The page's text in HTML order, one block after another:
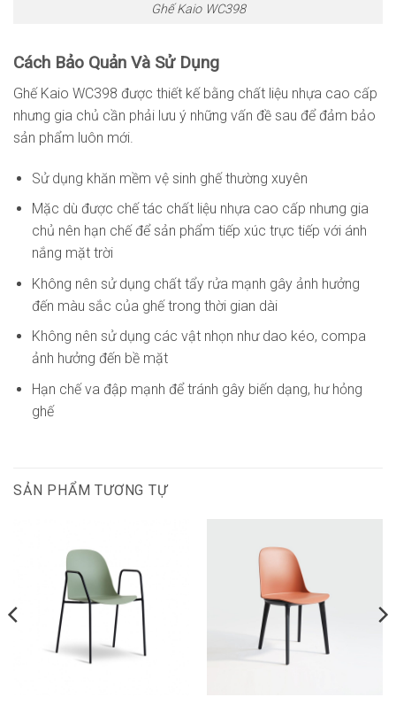
Ghế Kaio WC398
Cách Bảo Quản Và Sử Dụng
Ghế Kaio WC398 được thiết kế bằng chất liệu nhựa cao cấp
nhưng gia chủ cần phải lưu ý những vấn đề sau để đảm bảo
sản phẩm luôn mới.
Sử dụng khăn mềm vệ sinh ghế thường xuyên
Mặc dù được chế tác chất liệu nhựa cao cấp nhưng gia
chủ nên hạn chế để sản phẩm tiếp xúc trực tiếp với ánh
nắng mặt trời
Không nên sử dụng chất tẩy rửa mạnh gây ảnh hưởng
đến màu sắc của ghế trong thời gian dài
Không nên sử dụng các vật nhọn như dao kéo, compa
ảnh hưởng đến bề mặt
Hạn chế va đập mạnh để tránh gây biến dạng, hư hỏng
ghế
SẢN PHẨM TƯƠNG TỰ